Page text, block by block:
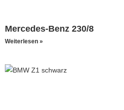
Mercedes-Benz 230/8
Weiterlesen »